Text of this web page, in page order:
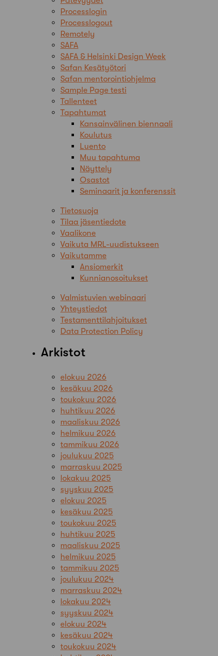
Processlogin
Processlogout
Remotely
SAFA
SAFA & Helsinki Design Week
Safan Kesätyötori
Safan mentorointiohjelma
Sample Page testi
Tallenteet
Tapahtumat
Kansainvälinen biennaali
Koulutus
Luento
Muu tapahtuma
Näyttely
Osastot
Seminaarit ja konferenssit
Tietosuoja
Tilaa jäsentiedote
Vaalikone
Vaikuta MRL-uudistukseen
Vaikutamme
Ansiomerkit
Kunnianosoitukset
Valmistuvien webinaari
Yhteystiedot
Testamenttilahjoitukset
Data Protection Policy
Arkistot
elokuu 2026
kesäkuu 2026
toukokuu 2026
huhtikuu 2026
maaliskuu 2026
helmikuu 2026
tammikuu 2026
joulukuu 2025
marraskuu 2025
lokakuu 2025
syyskuu 2025
elokuu 2025
kesäkuu 2025
toukokuu 2025
huhtikuu 2025
maaliskuu 2025
helmikuu 2025
tammikuu 2025
joulukuu 2024
marraskuu 2024
lokakuu 2024
syyskuu 2024
elokuu 2024
kesäkuu 2024
toukokuu 2024